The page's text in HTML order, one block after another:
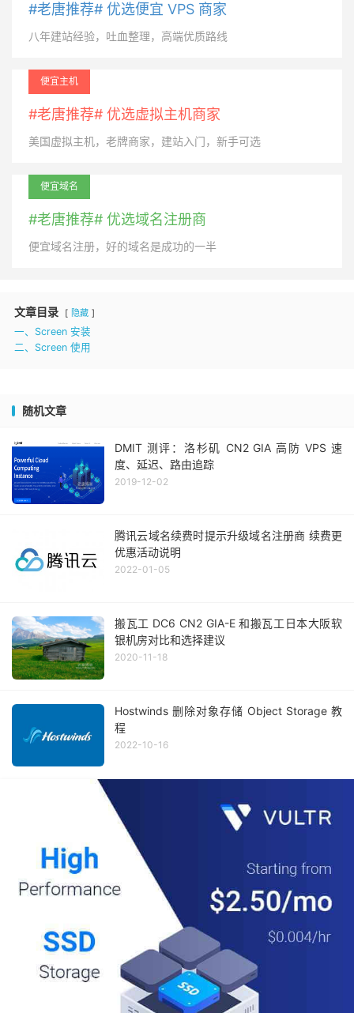
#老唐推荐# 优选便宜 VPS 商家
八年建站经验，吐血整理，高端优质路线
便宜主机
#老唐推荐# 优选虚拟主机商家
美国虚拟主机，老牌商家，建站入门，新手可选
便宜域名
#老唐推荐# 优选域名注册商
便宜域名注册，好的域名是成功的一半
文章目录 隐藏
一、Screen 安装
二、Screen 使用
随机文章
DMIT 测评：洛杉矶 CN2 GIA 高防 VPS 速
度、延迟、路由追踪
2019-12-02
腾讯云域名续费时提示升级域名注册商 续费更
优惠活动说明
2022-01-05
搬瓦工 DC6 CN2 GIA-E 和搬瓦工日本大阪软
银机房对比和选择建议
2020-11-18
Hostwinds 删除对象存储 Object Storage 教
程
2022-10-16